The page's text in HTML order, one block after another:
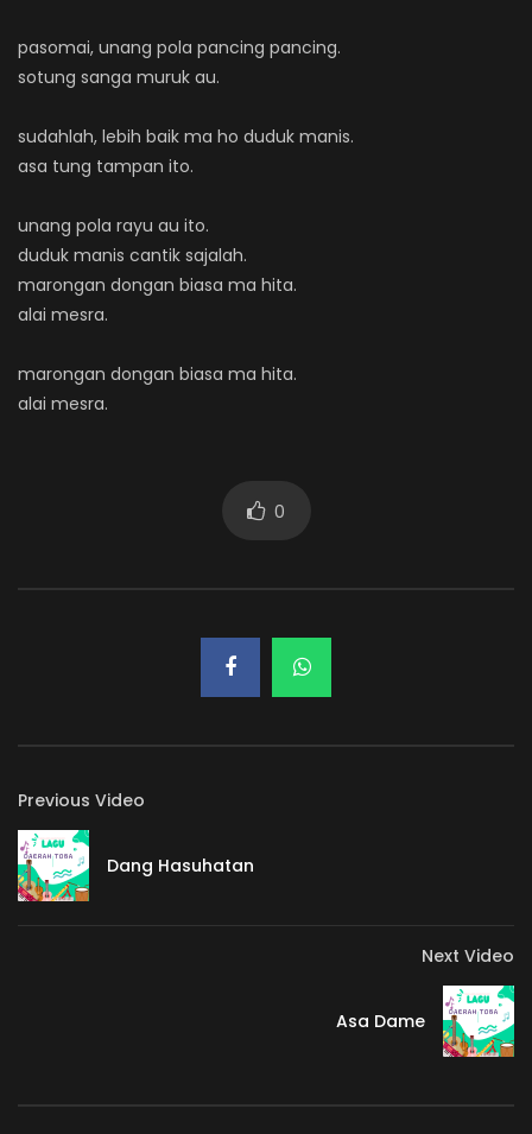
pasomai, unang pola pancing pancing.
sotung sanga muruk au.
sudahlah, lebih baik ma ho duduk manis.
asa tung tampan ito.
unang pola rayu au ito.
duduk manis cantik sajalah.
marongan dongan biasa ma hita.
alai mesra.
marongan dongan biasa ma hita.
alai mesra.
0
Previous Video
Dang Hasuhatan
Next Video
Asa Dame